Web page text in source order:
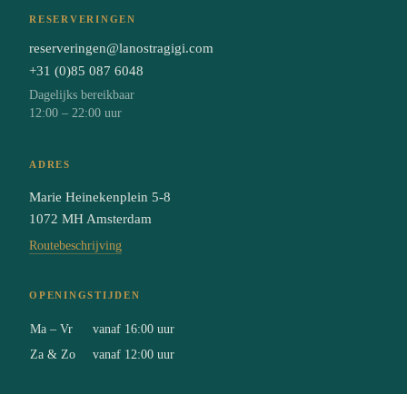
RESERVERINGEN
reserveringen@lanostragigi.com
+31 (0)85 087 6048
Dagelijks bereikbaar
12:00 – 22:00 uur
ADRES
Marie Heinekenplein 5-8
1072 MH Amsterdam
Routebeschrijving
OPENINGSTIJDEN
Ma – Vr
vanaf 16:00 uur
Za & Zo
vanaf 12:00 uur